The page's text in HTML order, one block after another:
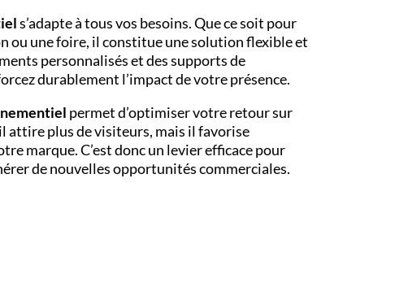
s’adapte à tous vos besoins. Que ce soit pour
ou une foire, il constitue une solution flexible et
personnalisés et des supports de
durablement l’impact de votre présence.
permet d’optimiser votre retour sur
attire plus de visiteurs, mais il favorise
marque. C’est donc un levier efficace pour
de nouvelles opportunités commerciales.